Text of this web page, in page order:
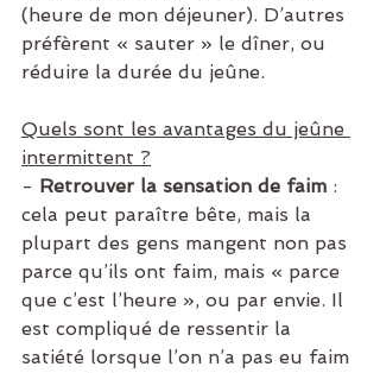
(heure de mon déjeuner). D’autres
préfèrent « sauter » le dîner, ou
réduire la durée du jeûne.
Quels sont les avantages du jeûne
intermittent ?
- Retrouver la sensation de faim :
cela peut paraître bête, mais la
plupart des gens mangent non pas
parce qu’ils ont faim, mais « parce
que c’est l’heure », ou par envie. Il
est compliqué de ressentir la
satiété lorsque l’on n’a pas eu faim